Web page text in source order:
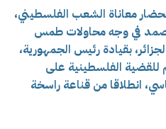
معاناة الشعب الفلسطيني،
وصمد في وجه محاولات طمس
بقيادة رئيس الجمهورية،
للقضية الفلسطينية على
انطلاقا من قناعة راسخة